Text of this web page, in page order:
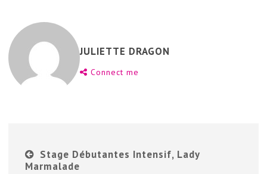
JULIETTE DRAGON
Connect me
Stage Débutantes Intensif, Lady
Marmalade